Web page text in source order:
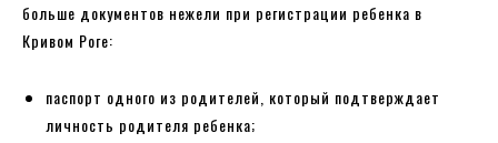
больше документов нежели при регистрации ребенка в
Кривом Роге:
паспорт одного из родителей, который подтверждает
личность родителя ребенка;